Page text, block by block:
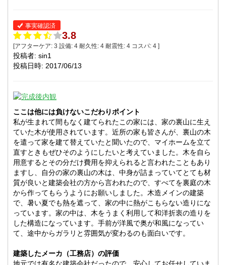
事実確認済
3.8
[アフターケア: 3 設備: 4 耐久性: 4 耐震性: 4 コスパ: 4 ]
投稿者: sin1
投稿日時: 2017/06/13
ここは他には負けないこだわりポイント
私が生まれて間もなく建てられたこの家には、家の裏山に生え
ていた木が使用されています。近所の家も皆さんが、裏山の木
を遣って家を建て替えていたと聞いたので、マイホームを立て
直すときもぜひそのようにしたいと考えていました。木を自ら
用意するとその分だけ費用を抑えられると言われたこともあり
ますし、自分の家の裏山の木は、中身が詰まっていてとても材
質が良いと建築会社の方から言われたので、すべてを裏庭の木
から作ってもらうようにお願いしました。木造メインの建築
で、暑い夏でも熱を遮って、家の中に熱がこもらない造りにな
っています。家の中は、木をうまく利用して和洋折衷の造りを
した構造になっています。手前が洋風で奥が和風になってい
て、途中からガラリと雰囲気が変わるのも面白いです。
建築したメーカ（工務店）の評価